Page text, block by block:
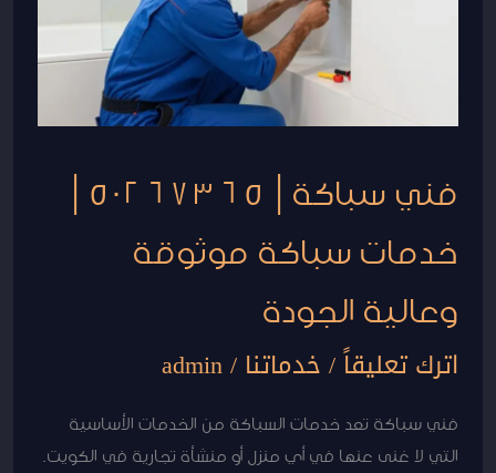
خدمات سباكة موثوقة
وعالية الجودة
اترك تعليقاً/خدماتنا /
admin
فني سباكة تعد خدمات السباكة من الخدمات الأساسية
التي لا غنى عنها في أي منزل أو منشأة تجارية في الكويت.
موثوقة
الجودة